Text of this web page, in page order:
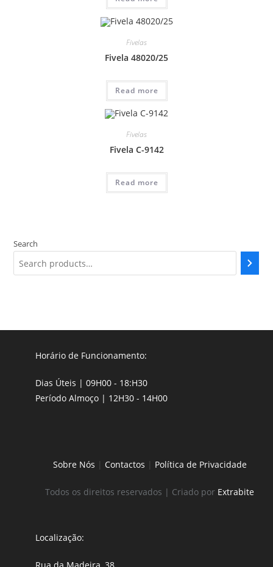
Fivelas
Fivela 48020/25
Read more
Fivelas
Fivela C-9142
Read more
Search
Horário de Funcionamento:
Dias Úteis | 09H00 - 18:H30
Período Almoço | 12H30 - 14H00
Sobre Nós | Contactos | Política de Privacidade
Todos os direitos reservados | Criado por Extrabite
Localização: